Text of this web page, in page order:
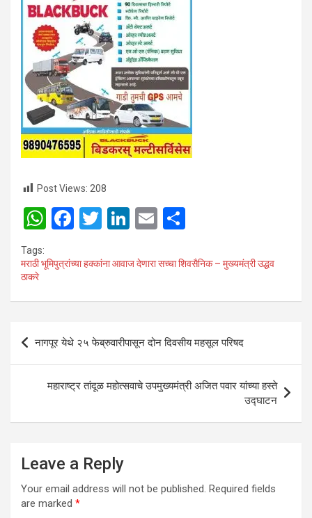
Post Views: 208
W
at
A
p
F
ce
o
k
T
tt
Li
ke
n
E
ail ar
Tags:
मराठी भूमिपुत्रांच्या हक्कांना आवाज देणारा सच्चा शिवसैनिक – मुख्यमंत्री उद्धव
ठाकरे
Post
navigation
नागपूर येथे २५ फेब्रुवारीपासून दोन दिवसीय महसूल परिषद
महाराष्ट्र तांदूळ महोत्सवाचे उपमुख्यमंत्री अजित पवार यांच्या हस्ते
उद्घाटन
Leave a Reply
Your email address will not be published. Required fields
are marked *